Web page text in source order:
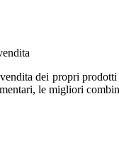
dei propri
le migliori